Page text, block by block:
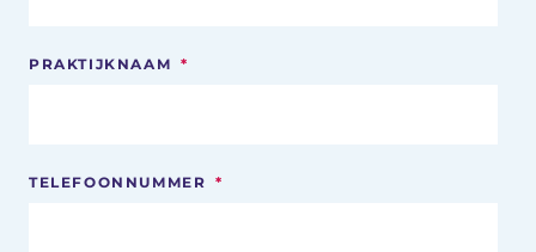
PRAKTIJKNAAM *
TELEFOONNUMMER *